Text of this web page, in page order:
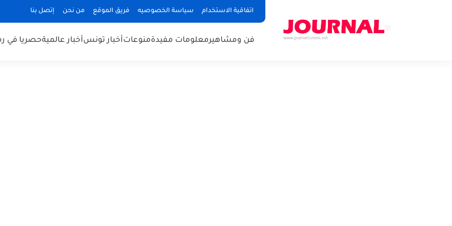
اتفاقية الاستخدام سياسة الخصوصيه فريق الموقع من نحن إتصل بنا
فن ومشاهيرمعلومات مفيدةمنوعاتأخبار تونسأخبار عالميةحصريا في